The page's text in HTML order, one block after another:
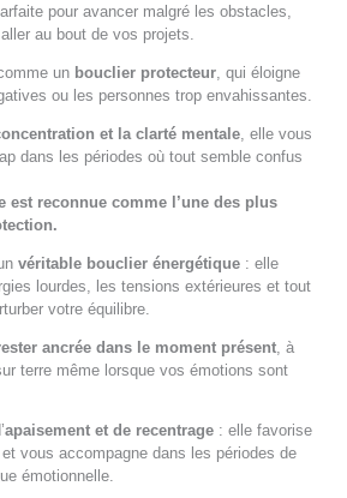
pour avancer malgré les obstacles,
au bout de vos projets.
un bouclier protecteur, qui éloigne
ou les personnes trop envahissantes.
et la clarté mentale , elle vous
dans les périodes où tout semble confus
reconnue comme l’une des plus
véritable bouclier énergétique : elle
lourdes, les tensions extérieures et tout
votre équilibre.
ancrée dans le moment présent , à
terre même lorsque vos émotions sont
apaisement et de recentrage : elle favorise
vous accompagne dans les périodes de
émotionnelle.